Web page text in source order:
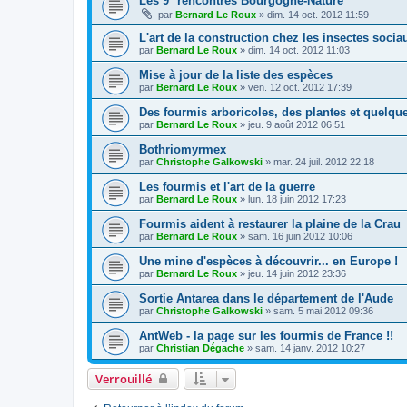
par Bernard Le Roux » dim. 14 oct. 2012 11:59
L'art de la construction chez les insectes
par Bernard Le Roux » dim. 14 oct. 2012 11:03
Mise à jour de la liste des espèces
par Bernard Le Roux » ven. 12 oct. 2012 17:39
Des fourmis arboricoles, des plantes et
par Bernard Le Roux » jeu. 9 août 2012 06:51
Bothriomyrmex
par Christophe Galkowski » mar. 24 juil. 2012 22:18
Les fourmis et l'art de la guerre
par Bernard Le Roux » lun. 18 juin 2012 17:23
Fourmis aident à restaurer la plaine de la Crau
par Bernard Le Roux » sam. 16 juin 2012 10:06
Une mine d'espèces à découvrir... en Europe !
par Bernard Le Roux » jeu. 14 juin 2012 23:36
Sortie Antarea dans le département de l'Aude
par Christophe Galkowski » sam. 5 mai 2012 09:36
AntWeb - la page sur les fourmis de France !!
par Christian Dégache » sam. 14 janv. 2012 10:27
Verrouillé